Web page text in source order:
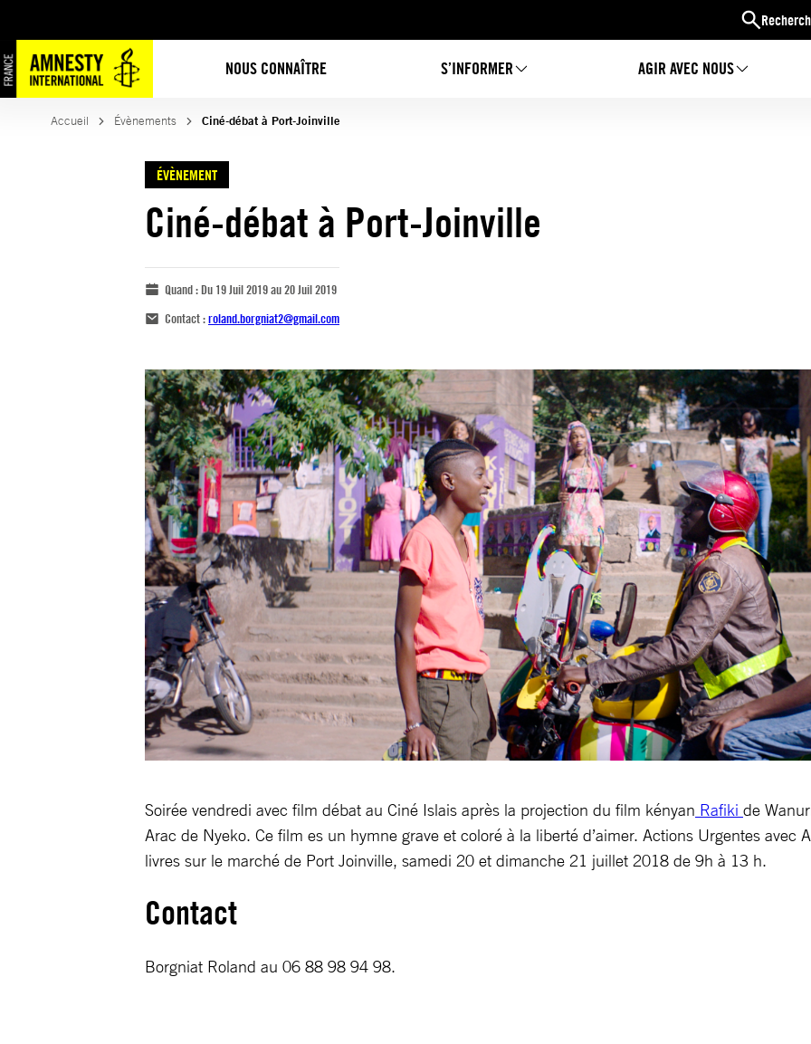
NOUS CONNAÎTRE S’INFORMER AGIR AVEC NOUS
Accueil Évènements Ciné-débat à Port-Joinville
ÉVÈNEMENT
Ciné-débat à Port-Joinville
Quand :Du 19 Juil 2019 au 20 Juil 2019
Contact :roland.borgniat2@gmail.com
Soirée vendredi avec film débat au Ciné Islais après la projection du film kényan Rafiki de
Arac de Nyeko. Ce film es un hymne grave et coloré à la liberté d’aimer. Actions Urgentes avec
livres sur le marché de Port Joinville, samedi 20 et dimanche 21 juillet 2018 de 9h à 13 h.
Contact
Borgniat Roland au 06 88 98 94 98.